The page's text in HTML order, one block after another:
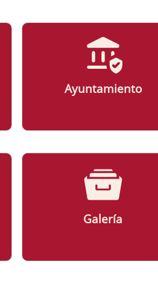
Ayuntamiento
Galería